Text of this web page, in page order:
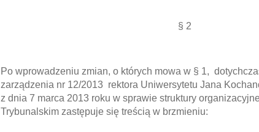
§ 2
Po wprowadzeniu zmian, o których mowa w § 1,
zarządzenia nr 12/2013 rektora Uniwersytetu Jana
z dnia 7 marca 2013 roku w sprawie struktury
Trybunalskim zastępuje się treścią w brzmieniu: